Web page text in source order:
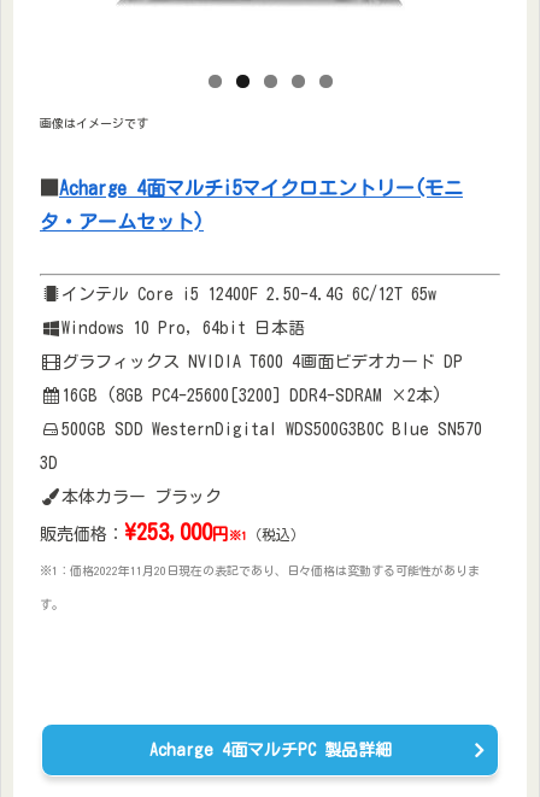
画像はイメージです
Acharge 4面マルチi5マイクロエントリー(モニ
タ・アームセット)
インテル Core i5 12400F 2.50-4.4G 6C/12T 65w
Windows 10 Pro, 64bit 日本語
グラフィックス NVIDIA T600 4画面ビデオカード DP
16GB (8GB PC4-25600[3200] DDR4-SDRAM ×2本)
500GB SDD WesternDigital WDS500G3B0C Blue SN570
3D
本体カラー ブラック
販売価格： \253,000円 ※1 （税込）
※1：価格2022年11月20日現在の表記であり、日々価格は変動する可能性がありま
す。
Acharge 4面マルチPC 製品詳細